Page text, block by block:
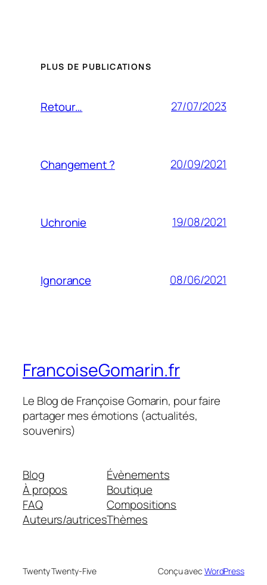
PLUS DE PUBLICATIONS
Retour… 27/07/2023
Changement ? 20/09/2021
Uchronie 19/08/2021
Ignorance 08/06/2021
FrancoiseGomarin.fr
Le Blog de Françoise Gomarin, pour faire
partager mes émotions (actualités,
souvenirs)
Blog
À propos
FAQ
Auteurs/autrices
Évènements
Boutique
Compositions
Thèmes
Twenty Twenty-Five Conçu avec WordPress